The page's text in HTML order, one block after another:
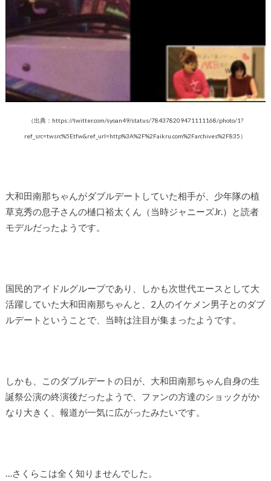
（出典：https://twitter.com/syoan49/status/784378209471111168/photo/1?
ref_src=twsrc%5Etfw&ref_url=http%3A%2F%2Faikru.com%2Farchives%2F835）
大和田南那ちゃんがダブルデートしていた相手が、少年隊の植
草克秀の息子さんの樋口裕太くん（当時ジャニーズJr.）と読者
モデルだったようです。
国民的アイドルグループであり、しかも次世代エースとして大
活躍していた大和田南那ちゃんと、2人のイケメン男子とのダブ
ルデートということで、当時は注目が集まったようです。
しかも、このダブルデートの日が、大和田南那ちゃん自身の生
誕祭公演の終演後だったようで、ファンの方達のショックがか
なり大きく、報道が一気に広がったみたいです。
…さくらこは全く知りませんでした。